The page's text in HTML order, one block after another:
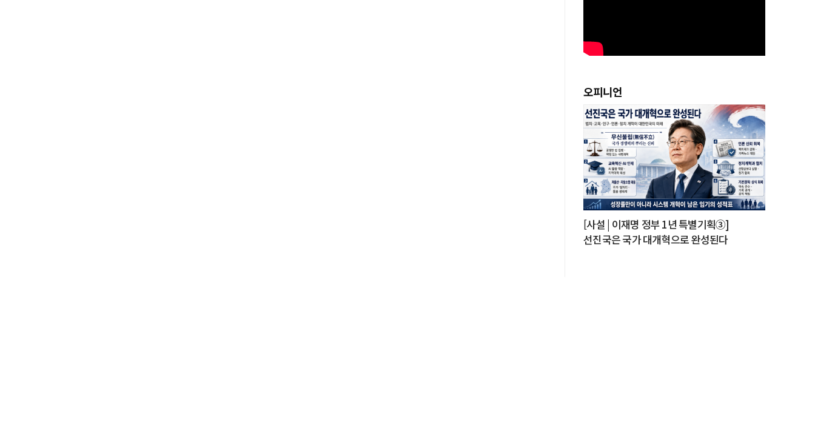
오피니언
[사설 | 이재명 정부 1년 특별기획③]
선진국은 국가 대개혁으로 완성된다